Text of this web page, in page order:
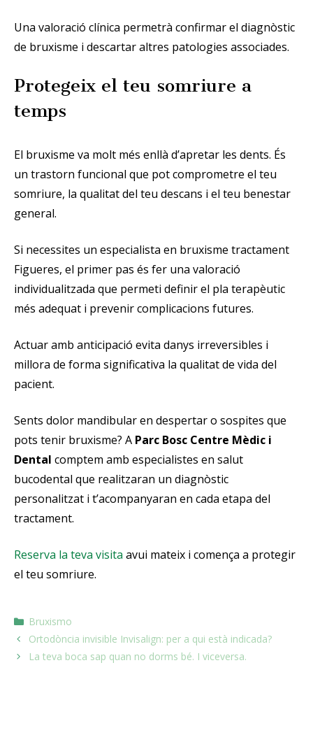
Una valoració clínica permetrà confirmar el diagnòstic
de bruxisme i descartar altres patologies associades.
Protegeix el teu somriure a
temps
El bruxisme va molt més enllà d’apretar les dents. És
un trastorn funcional que pot comprometre el teu
somriure, la qualitat del teu descans i el teu benestar
general.
Si necessites un especialista en bruxisme tractament
Figueres, el primer pas és fer una valoració
individualitzada que permeti definir el pla terapèutic
més adequat i prevenir complicacions futures.
Actuar amb anticipació evita danys irreversibles i
millora de forma significativa la qualitat de vida del
pacient.
Sents dolor mandibular en despertar o sospites que
pots tenir bruxisme? A Parc Bosc Centre Mèdic i
Dental comptem amb especialistes en salut
bucodental que realitzaran un diagnòstic
personalitzat i t’acompanyaran en cada etapa del
tractament.
Reserva la teva visita avui mateix i comença a protegir
el teu somriure.
Bruxismo
Ortodòncia invisible Invisalign: per a qui està indicada?
La teva boca sap quan no dorms bé. I viceversa.